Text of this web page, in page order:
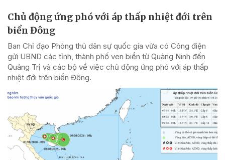
Chủ động ứng phó với áp thấp nhiệt đới trên
biển Đông
Ban Chỉ đạo Phòng thủ dân sự quốc gia vừa có Công điện
gửi UBND các tỉnh, thành phố ven biển từ Quảng Ninh đến
Quảng Trị và các bộ về việc chủ động ứng phó với áp thấp
nhiệt đới trên biển Đông.